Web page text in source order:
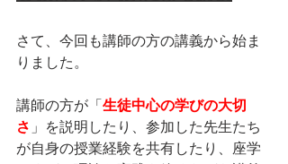
さて、今回も講師の方の講義から始ま
りました。
講師の方が「生徒中心の学びの大切
さ 」を説明したり、参加した先生たち
が自身の授業経験を共有したり、座学